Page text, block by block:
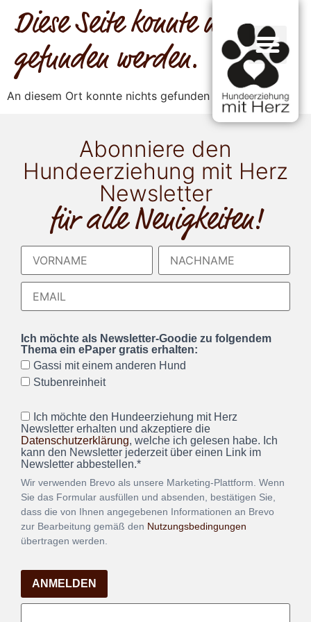
Diese Seite konnte nicht
gefunden werden.
An diesem Ort konnte nichts gefunden werden.
Abonniere den
Hundeerziehung mit Herz
Newsletter
für alle Neuigkeiten!
Ich möchte als Newsletter-Goodie zu folgendem
Thema ein ePaper gratis erhalten:
Gassi mit einem anderen Hund
Stubenreinheit
Ich möchte den Hundeerziehung mit Herz
Newsletter erhalten und akzeptiere die
Datenschutzerklärung, welche ich gelesen habe. Ich
kann den Newsletter jederzeit über einen Link im
Newsletter abbestellen.*
Wir verwenden Brevo als unsere Marketing-Plattform. Wenn
Sie das Formular ausfüllen und absenden, bestätigen Sie,
dass die von Ihnen angegebenen Informationen an Brevo
zur Bearbeitung gemäß den Nutzungsbedingungen
übertragen werden.
ANMELDEN